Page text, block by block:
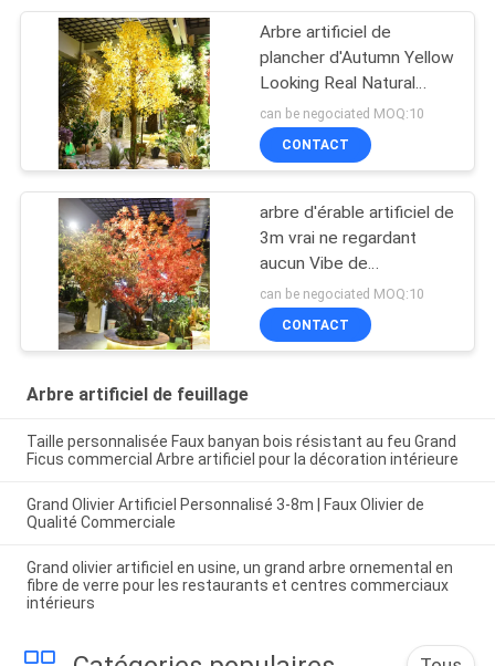
Arbre artificiel de
plancher d'Autumn Yellow
Looking Real Natural
d'arbre de Ginkgo de
centre commercial
can be negociated MOQ:10
CONTACT
arbre d'érable artificiel de
3m vrai ne regardant
aucun Vibe de
effacement Autumn
Themed Plant de couleur
can be negociated MOQ:10
CONTACT
Arbre artificiel de feuillage
Taille personnalisée Faux banyan bois résistant au feu Grand
Ficus commercial Arbre artificiel pour la décoration intérieure
Grand Olivier Artificiel Personnalisé 3-8m | Faux Olivier de
Qualité Commerciale
Grand olivier artificiel en usine, un grand arbre ornemental en
fibre de verre pour les restaurants et centres commerciaux
intérieurs